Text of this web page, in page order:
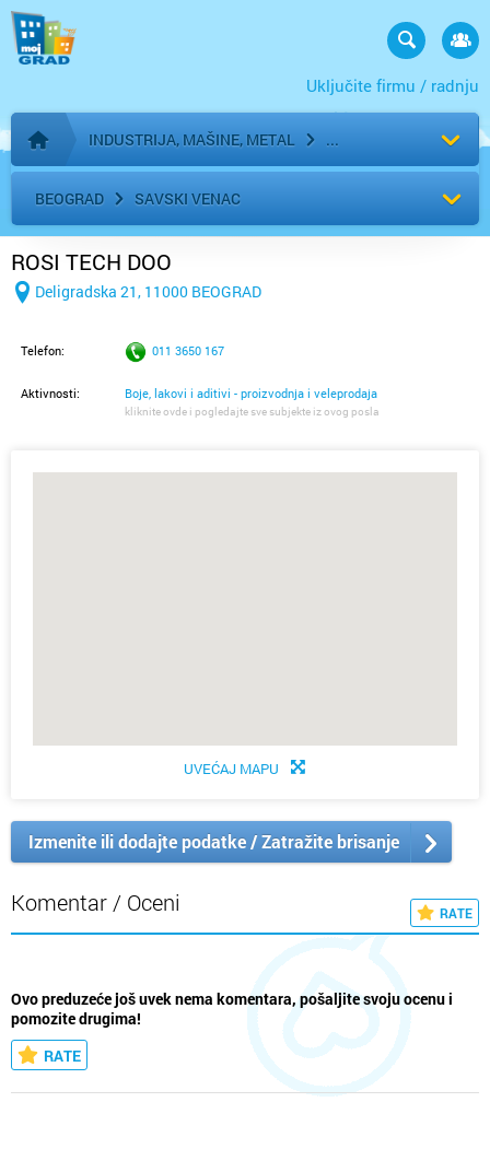
Uključite firmu / radnju
Početna stranica
INDUSTRIJA, MAŠINE, METAL
BEOGRAD SAVSKI VENAC
ROSI TECH DOO
Deligradska 21, 11000 BEOGRAD
Telefon: 011 3650 167
Aktivnosti: Boje, lakovi i aditivi - proizvodnja i veleprodaja
kliknite ovde i pogledajte sve subjekte iz ovog posla
UVEĆAJ MAPU
Izmenite ili dodajte podatke / Zatražite brisanje
Komentar / Oceni RATE
Ovo preduzeće još uvek nema komentara, pošaljite svoju ocenu i
pomozite drugima!
RATE